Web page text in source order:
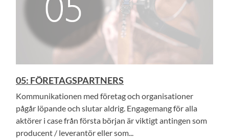
05: FÖRETAGSPARTNERS
Kommunikationen med företag och organisationer
pågår löpande och slutar aldrig. Engagemang för alla
aktörer i case från första början är viktigt antingen som
producent / leverantör eller som...